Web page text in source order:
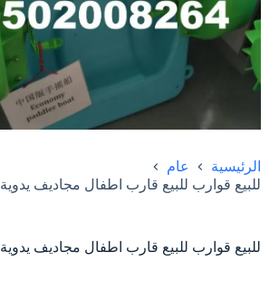
الرئيسية
عام
للبيع قوارب للبيع قارب اطفال مجاديف يدوية
للبيع قوارب للبيع قارب اطفال مجاديف يدوية